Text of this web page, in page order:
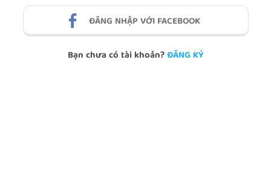
ĐĂNG NHẬP VỚI FACEBOOK
Bạn chưa có tài khoản?ĐĂNG KÝ